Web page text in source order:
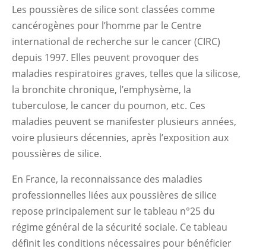
Les poussières de silice sont classées comme
cancérogènes pour l’homme par le Centre
international de recherche sur le cancer (CIRC)
depuis 1997. Elles peuvent provoquer des
maladies respiratoires graves, telles que la silicose,
la bronchite chronique, l’emphysème, la
tuberculose, le cancer du poumon, etc. Ces
maladies peuvent se manifester plusieurs années,
voire plusieurs décennies, après l’exposition aux
poussières de silice.
En France, la reconnaissance des maladies
professionnelles liées aux poussières de silice
repose principalement sur le tableau n°25 du
régime général de la sécurité sociale. Ce tableau
définit les conditions nécessaires pour bénéficier